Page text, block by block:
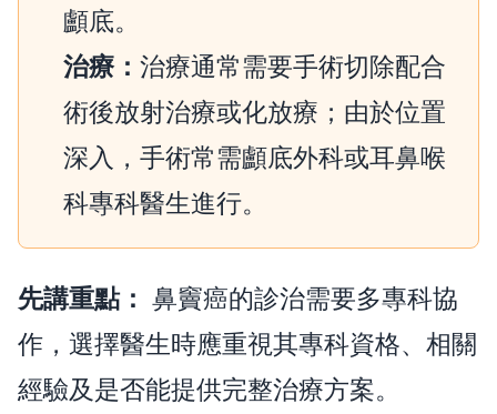
顱底。
治療： 治療通常需要手術切除配合
術後放射治療或化放療；由於位置
深入，手術常需顱底外科或耳鼻喉
科專科醫生進行。
先講重點： 鼻竇癌的診治需要多專科協
作，選擇醫生時應重視其專科資格、相關
經驗及是否能提供完整治療方案。